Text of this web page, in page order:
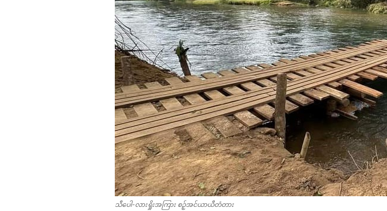
သီပေါ-လားရှိုးအကြား စဉ့်အင်ယာယီတံတား